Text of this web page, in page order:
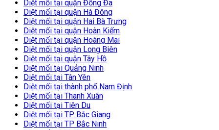
Diệt mối tại quận Đống Đa
Diệt mối tại quận Hà Đông
Diệt mối tại quận Hai Bà Trưng
Diệt mối tại quận Hoàn Kiếm
Diệt mối tại quận Hoàng Mai
Diệt mối tại quận Long Biên
Diệt mối tại quận Tây Hồ
Diệt mối tại Quảng Ninh
Diệt mối tại Tân Yên
Diệt mối tại thành phố Nam Định
Diệt mối tại Thanh Xuân
Diệt mối tại Tiên Du
Diệt mối tại TP Bắc Giang
Diệt mối tại TP Bắc Ninh